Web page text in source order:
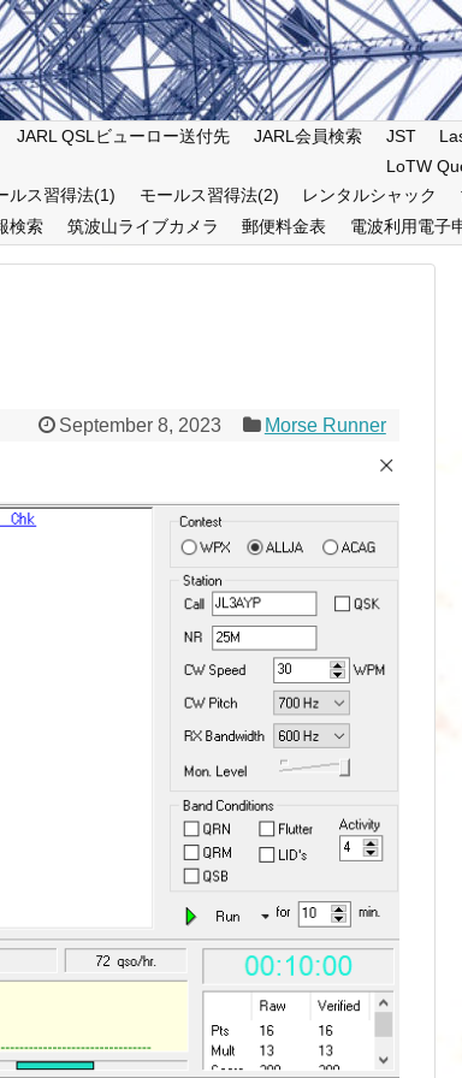
JARL QSLビューロー送付先 JARL会員検索 JST
LoTW
ルス習得法(1) モールス習得法(2) レンタルシャック
検索 筑波山ライブカメラ 郵便料金表 電波利用電子
September 8, 2023 Morse Runner